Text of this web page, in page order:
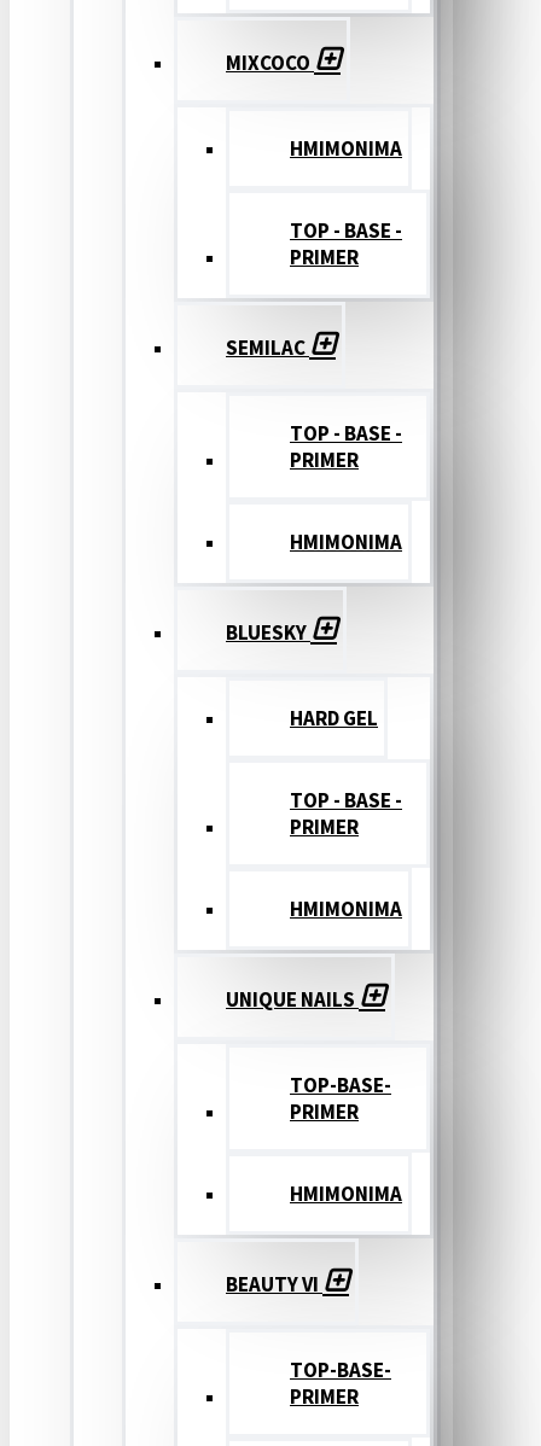
MIXCOCO
HMIMONIMA
TOP - BASE -
PRIMER
SEMILAC
TOP - BASE -
PRIMER
ΗΜΙΜΟΝΙΜΑ
BLUESKY
HARD GEL
TOP - BASE -
PRIMER
ΗΜΙΜΟΝΙΜΑ
UNIQUE NAILS
TOP-BASE-
PRIMER
ΗΜΙΜΟΝΙΜΑ
BEAUTY VI
TOP-BASE-
PRIMER